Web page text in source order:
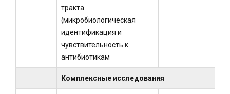
тракта
(микробиологическая
идентификация и
чувствительность к
антибиотикам
Комплексные исследования